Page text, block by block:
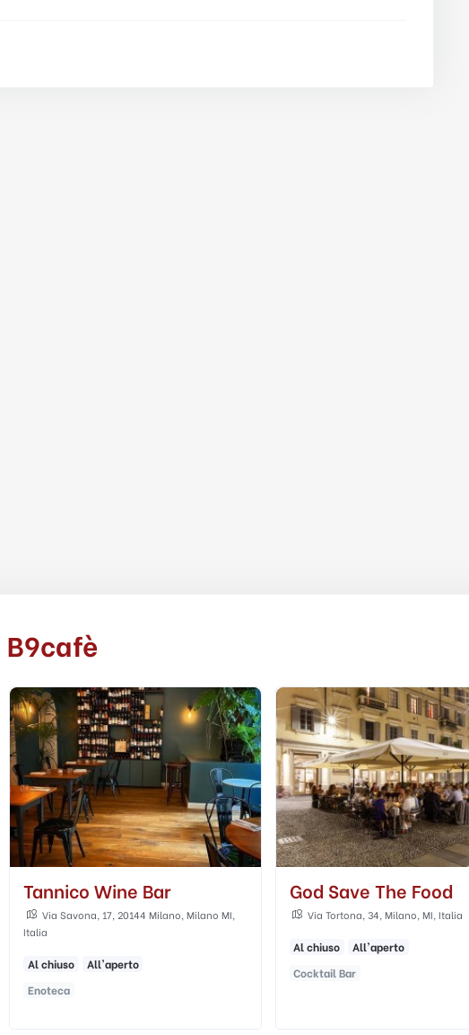
B9cafè
God Save The Food
Via Tortona, 34, Milano, MI, Italia
Cocktail Bar
Bar 43
Viale Coni Zugna, 43, Milano, MI,